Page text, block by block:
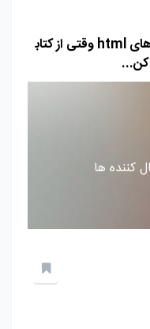
حذف شدن url های موجود در تگ های html وقتی از کتاب
کننده ها